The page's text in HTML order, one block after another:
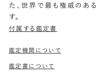
た、世界で最も権威のあ
す。
付属する鑑定書
鑑定機関について
鑑定書について